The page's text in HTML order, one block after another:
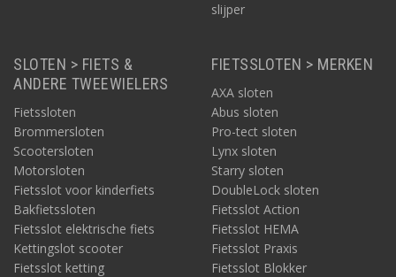
slijper
SLOTEN > FIETS &
ANDERE TWEEWIELERS
Fietssloten
Brommersloten
Scootersloten
Motorsloten
Fietsslot voor kinderfiets
Bakfietssloten
Fietsslot elektrische fiets
Kettingslot scooter
Fietsslot ketting
FIETSSLOTEN > MERKEN
AXA sloten
Abus sloten
Pro-tect sloten
Lynx sloten
Starry sloten
DoubleLock sloten
Fietsslot Action
Fietsslot HEMA
Fietsslot Praxis
Fietsslot Blokker